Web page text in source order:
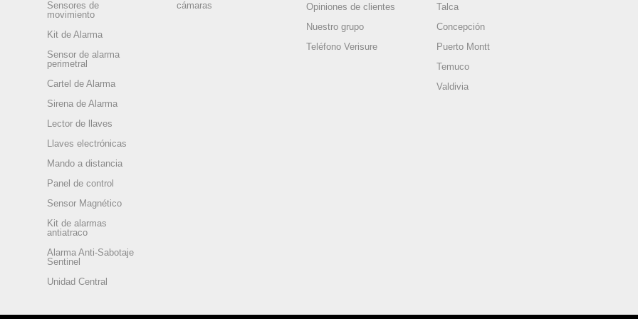
Sensores de
movimiento
Kit de Alarma
Sensor de alarma
perimetral
Cartel de Alarma
Sirena de Alarma
Lector de llaves
Llaves electrónicas
Mando a distancia
Panel de control
Sensor Magnético
Kit de alarmas
antiatraco
Alarma Anti-Sabotaje
Sentinel
Unidad Central
cámaras
Opiniones de clientes
Nuestro grupo
Teléfono Verisure
Talca
Concepción
Puerto Montt
Temuco
Valdivia